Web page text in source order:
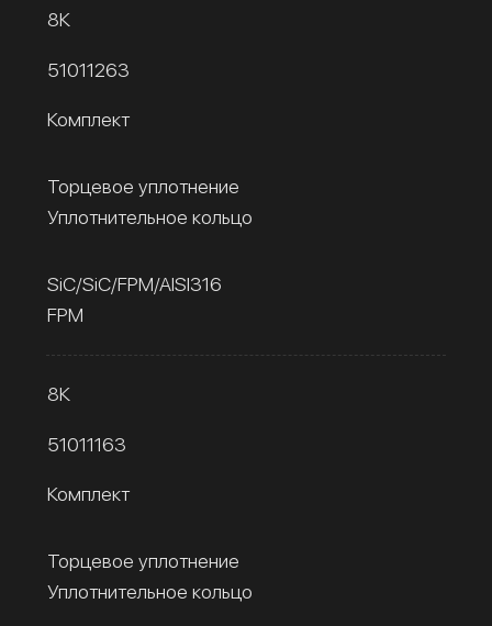
8К
51011263
Комплект
Торцевое уплотнение
Уплотнительное кольцо
SiC/SiC/FPM/AISI316
FPM
8К
51011163
Комплект
Торцевое уплотнение
Уплотнительное кольцо